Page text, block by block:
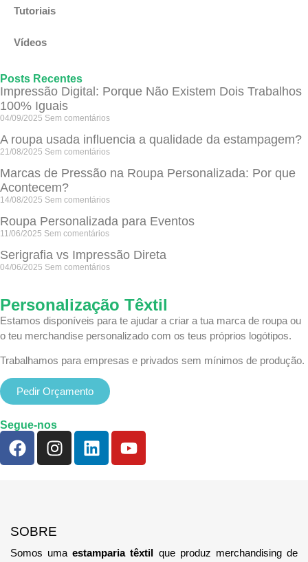
Tutoriais
Vídeos
Posts Recentes
Impressão Digital: Porque Não Existem Dois Trabalhos
100% Iguais
04/09/2025 Sem comentários
A roupa usada influencia a qualidade da estampagem?
21/08/2025 Sem comentários
Marcas de Pressão na Roupa Personalizada: Por que
Acontecem?
14/08/2025 Sem comentários
Roupa Personalizada para Eventos
11/06/2025 Sem comentários
Serigrafia vs Impressão Direta
04/06/2025 Sem comentários
Personalização Têxtil
Estamos disponíveis para te ajudar a criar a tua marca de roupa ou
o teu merchandise personalizado com os teus próprios logótipos.
Trabalhamos para empresas e privados sem mínimos de produção.
Pedir Orçamento
Segue-nos
SOBRE
Somos umaestamparia têxtil que produz merchandising de